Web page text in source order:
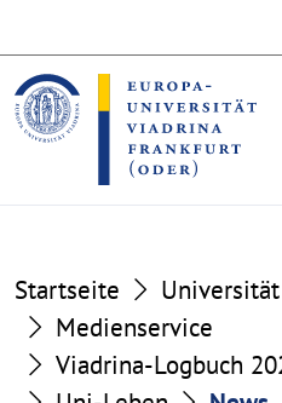
the
content
section
the
footer
section
Startseite Universität
Medienservice
Viadrina-Logbuch